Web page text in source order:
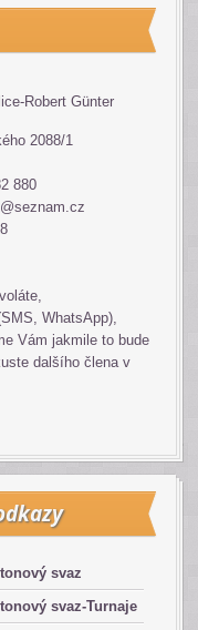
Robert Günter
2088/1
880
WhatsApp),
Vám jakmile to bude
dalšího člena v
svaz
svaz-Turnaje